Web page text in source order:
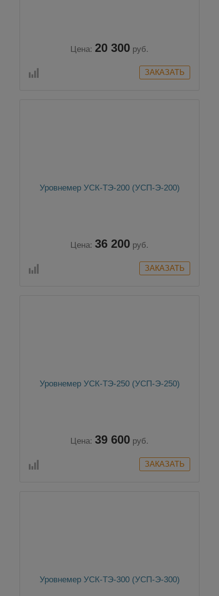
Цена: 20 300 руб.
Уровнемер УСК-ТЭ-200 (УСП-Э-200)
Цена: 36 200 руб.
Уровнемер УСК-ТЭ-250 (УСП-Э-250)
Цена: 39 600 руб.
Уровнемер УСК-ТЭ-300 (УСП-Э-300)